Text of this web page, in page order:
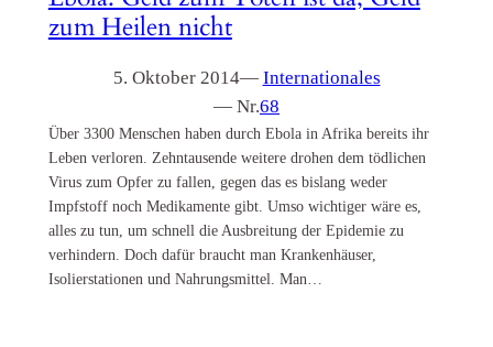
zum Heilen nicht
5. Oktober 2014— Internationales
— Nr.68
Über 3300 Menschen haben durch Ebola in Afrika bereits ihr
Leben verloren. Zehntausende weitere drohen dem tödlichen
Virus zum Opfer zu fallen, gegen das es bislang weder
Impfstoff noch Medikamente gibt. Umso wichtiger wäre es,
alles zu tun, um schnell die Ausbreitung der Epidemie zu
verhindern. Doch dafür braucht man Krankenhäuser,
Isolierstationen und Nahrungsmittel. Man…